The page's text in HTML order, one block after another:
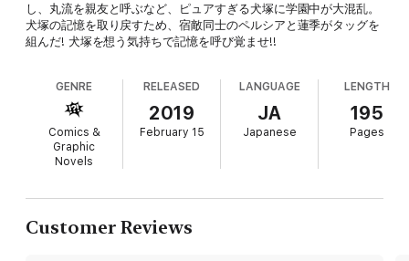
し、丸流を親友と呼ぶなど、ピュアすぎる犬塚に学園中が大混乱。
犬塚の記憶を取り戻すため、宿敵同士のペルシアと蓮季がタッグを
組んだ! 犬塚を想う気持ちで記憶を呼び覚ませ!!
GENRE
Comics &
Graphic
Novels
RELEASED
2019
February 15
LANGUAGE
JA
Japanese
LENGTH
195
Pages
Customer Reviews